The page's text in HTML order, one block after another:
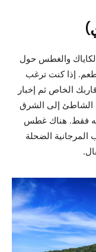
والغطس حول
إذا كنت ترغب
الخاص ثم إخبار
الشاطئ إلى الشرق
فقط. هناك غطس
المرجانية الضحلة